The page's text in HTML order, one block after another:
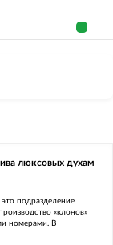
люксовых духам
подразделение
«клонов»
номерами. В